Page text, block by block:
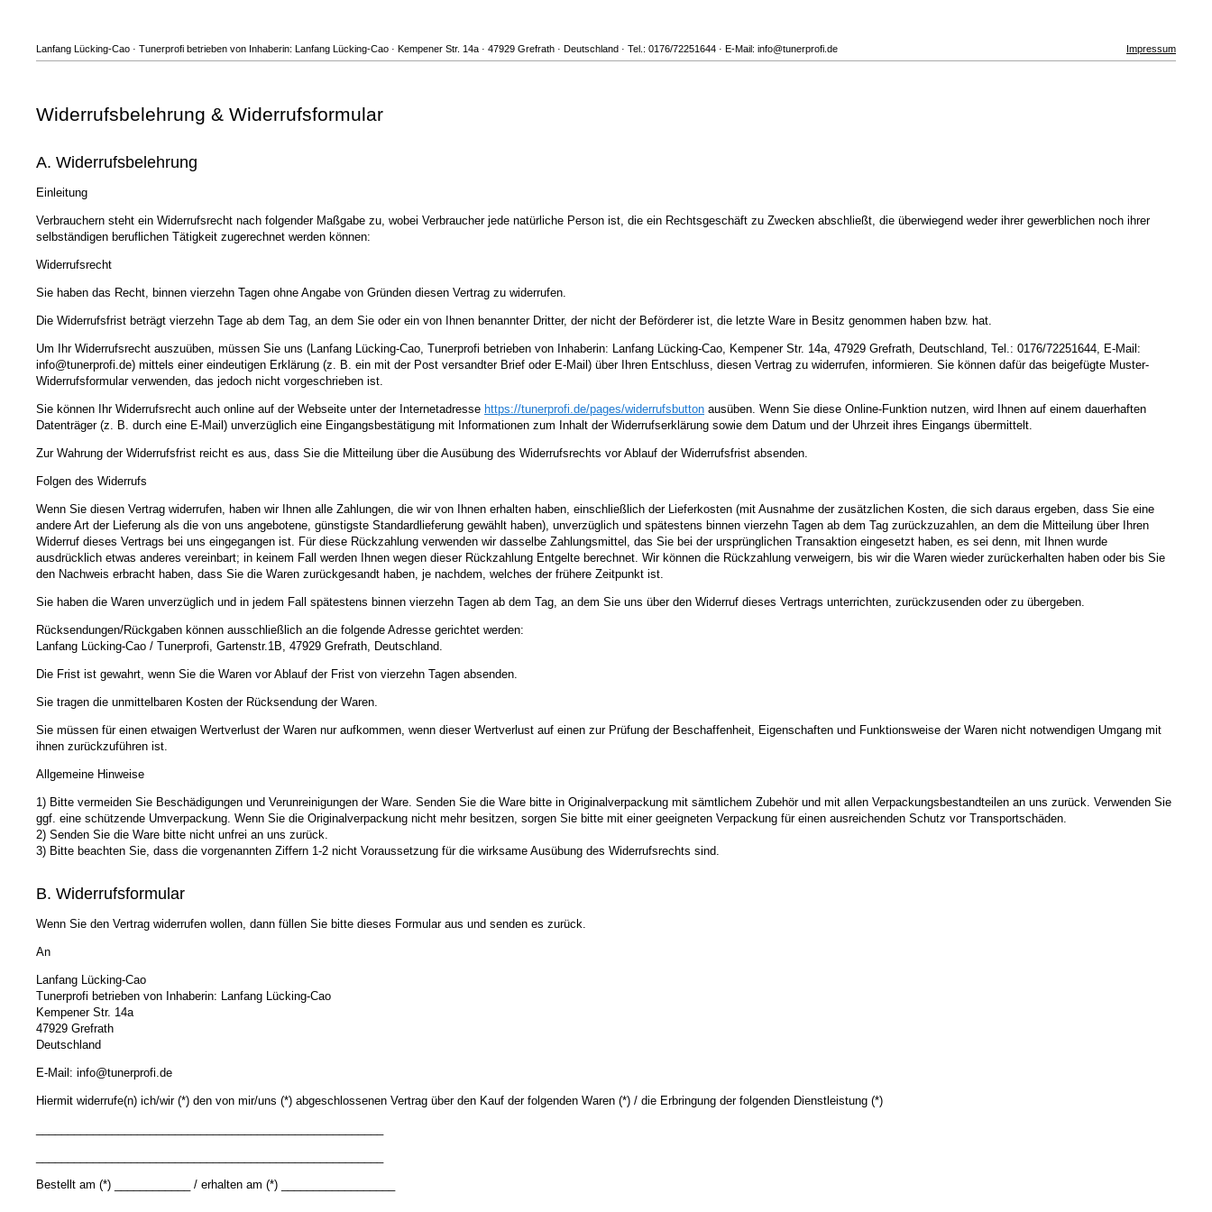
Lanfang Lücking-Cao · Tunerprofi betrieben von Inhaberin: Lanfang Lücking-Cao · Kempener Str. 14a · 47929 Grefrath · Deutschland · Tel.: 0176/72251644 · E-Mail: info@tunerprofi.de Impressum
Widerrufsbelehrung & Widerrufsformular
A. Widerrufsbelehrung
Einleitung
Verbrauchern steht ein Widerrufsrecht nach folgender Maßgabe zu, wobei Verbraucher jede natürliche Person ist, die ein Rechtsgeschäft zu Zwecken abschließt, die überwiegend weder ihrer gewerblichen noch ihrer
selbständigen beruflichen Tätigkeit zugerechnet werden können:
Widerrufsrecht
Sie haben das Recht, binnen vierzehn Tagen ohne Angabe von Gründen diesen Vertrag zu widerrufen.
Die Widerrufsfrist beträgt vierzehn Tage ab dem Tag, an dem Sie oder ein von Ihnen benannter Dritter, der nicht der Beförderer ist, die letzte Ware in Besitz genommen haben bzw. hat.
Um Ihr Widerrufsrecht auszuüben, müssen Sie uns (Lanfang Lücking-Cao, Tunerprofi betrieben von Inhaberin: Lanfang Lücking-Cao, Kempener Str. 14a, 47929 Grefrath, Deutschland, Tel.: 0176/72251644, E-Mail:
info@tunerprofi.de) mittels einer eindeutigen Erklärung (z. B. ein mit der Post versandter Brief oder E-Mail) über Ihren Entschluss, diesen Vertrag zu widerrufen, informieren. Sie können dafür das beigefügte Muster-
Widerrufsformular verwenden, das jedoch nicht vorgeschrieben ist.
Sie können Ihr Widerrufsrecht auch online auf der Webseite unter der Internetadresse https://tunerprofi.de/pages/widerrufsbutton ausüben. Wenn Sie diese Online-Funktion nutzen, wird Ihnen auf einem dauerhaften
Datenträger (z. B. durch eine E-Mail) unverzüglich eine Eingangsbestätigung mit Informationen zum Inhalt der Widerrufserklärung sowie dem Datum und der Uhrzeit ihres Eingangs übermittelt.
Zur Wahrung der Widerrufsfrist reicht es aus, dass Sie die Mitteilung über die Ausübung des Widerrufsrechts vor Ablauf der Widerrufsfrist absenden.
Folgen des Widerrufs
Wenn Sie diesen Vertrag widerrufen, haben wir Ihnen alle Zahlungen, die wir von Ihnen erhalten haben, einschließlich der Lieferkosten (mit Ausnahme der zusätzlichen Kosten, die sich daraus ergeben, dass Sie eine
andere Art der Lieferung als die von uns angebotene, günstigste Standardlieferung gewählt haben), unverzüglich und spätestens binnen vierzehn Tagen ab dem Tag zurückzuzahlen, an dem die Mitteilung über Ihren
Widerruf dieses Vertrags bei uns eingegangen ist. Für diese Rückzahlung verwenden wir dasselbe Zahlungsmittel, das Sie bei der ursprünglichen Transaktion eingesetzt haben, es sei denn, mit Ihnen wurde
ausdrücklich etwas anderes vereinbart; in keinem Fall werden Ihnen wegen dieser Rückzahlung Entgelte berechnet. Wir können die Rückzahlung verweigern, bis wir die Waren wieder zurückerhalten haben oder bis Sie
den Nachweis erbracht haben, dass Sie die Waren zurückgesandt haben, je nachdem, welches der frühere Zeitpunkt ist.
Sie haben die Waren unverzüglich und in jedem Fall spätestens binnen vierzehn Tagen ab dem Tag, an dem Sie uns über den Widerruf dieses Vertrags unterrichten, zurückzusenden oder zu übergeben.
Rücksendungen/Rückgaben können ausschließlich an die folgende Adresse gerichtet werden:
Lanfang Lücking-Cao / Tunerprofi, Gartenstr.1B, 47929 Grefrath, Deutschland.
Die Frist ist gewahrt, wenn Sie die Waren vor Ablauf der Frist von vierzehn Tagen absenden.
Sie tragen die unmittelbaren Kosten der Rücksendung der Waren.
Sie müssen für einen etwaigen Wertverlust der Waren nur aufkommen, wenn dieser Wertverlust auf einen zur Prüfung der Beschaffenheit, Eigenschaften und Funktionsweise der Waren nicht notwendigen Umgang mit
ihnen zurückzuführen ist.
Allgemeine Hinweise
1) Bitte vermeiden Sie Beschädigungen und Verunreinigungen der Ware. Senden Sie die Ware bitte in Originalverpackung mit sämtlichem Zubehör und mit allen Verpackungsbestandteilen an uns zurück. Verwenden Sie
ggf. eine schützende Umverpackung. Wenn Sie die Originalverpackung nicht mehr besitzen, sorgen Sie bitte mit einer geeigneten Verpackung für einen ausreichenden Schutz vor Transportschäden.
2) Senden Sie die Ware bitte nicht unfrei an uns zurück.
3) Bitte beachten Sie, dass die vorgenannten Ziffern 1-2 nicht Voraussetzung für die wirksame Ausübung des Widerrufsrechts sind.
B. Widerrufsformular
Wenn Sie den Vertrag widerrufen wollen, dann füllen Sie bitte dieses Formular aus und senden es zurück.
An
Lanfang Lücking-Cao
Tunerprofi betrieben von Inhaberin: Lanfang Lücking-Cao
Kempener Str. 14a
47929 Grefrath
Deutschland
E-Mail: info@tunerprofi.de
Hiermit widerrufe(n) ich/wir (*) den von mir/uns (*) abgeschlossenen Vertrag über den Kauf der folgenden Waren (*) / die Erbringung der folgenden Dienstleistung (*)
Bestellt am (*) ____________ / erhalten am (*) __________________